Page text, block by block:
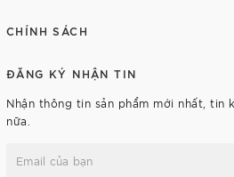
CHÍNH SÁCH
ĐĂNG KÝ NHẬN TIN
Nhận thông tin sản phẩm mới nhất, tin
nữa.